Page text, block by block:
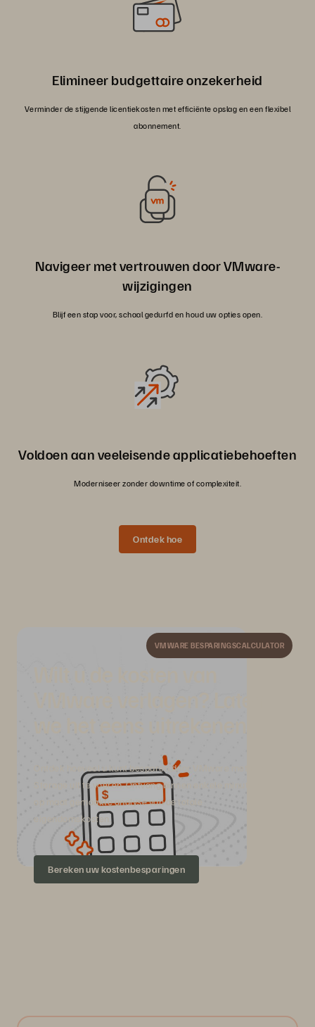
Elimineer budgettaire onzekerheid
Verminder de stijgende licentiekosten met efficiënte opslag en een flexibel
abonnement.
Navigeer met vertrouwen door VMware-
wijzigingen
Blijf een stap voor, schaal gedurfd en houd uw opties open.
Voldoen aan veeleisende applicatiebehoeften
Moderniseer zonder downtime of complexiteit.
Ontdek hoe
VMWARE BESPARINGSCALCULATOR
Ontdek hoeveel u kunt besparen door VMware met Pure
Storage uit te voeren. Ontvang binnen enkele minuten een
op maat gemaakte analyse van de totale
eigendomskosten.
Bereken uw kostenbesparingen